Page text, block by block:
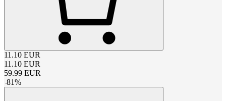
11.10 EUR
11.10 EUR
59.99 EUR
-81%